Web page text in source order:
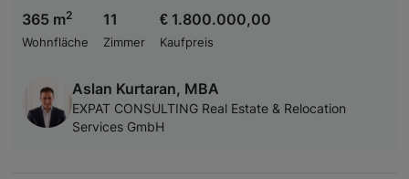
365 m2
Wohnfläche
11
Zimmer
€ 1.800.000,00
Kaufpreis
Aslan Kurtaran, MBA
EXPAT CONSULTING Real Estate & Relocation
Services GmbH